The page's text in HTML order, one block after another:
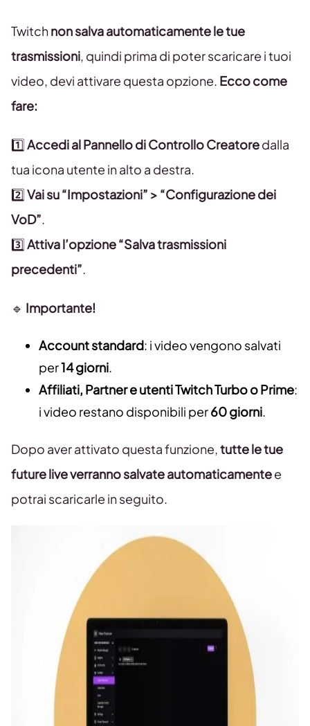
Twitchnon salva automaticamente le tue
trasmissioni, quindi prima di poter scaricare i tuoi
video, devi attivare questa opzione. Ecco come
fare:
1️⃣Accedi al Pannello di Controllo Creatoredalla
tua icona utente in alto a destra.
2️⃣Vai su “Impostazioni” > “Configurazione dei
VoD”.
3️⃣Attiva l’opzione “Salva trasmissioni
precedenti”.
🔹 Importante!
Account standard: i video vengono salvati
per14 giorni.
Affiliati, Partner e utenti Twitch Turbo o Prime:
i video restano disponibili per60 giorni.
Dopo aver attivato questa funzione,tutte le tue
future live verranno salvate automaticamentee
potrai scaricarle in seguito.